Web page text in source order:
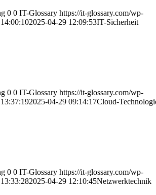
0 0 IT-Glossary https://it-glossary.com/wp-
2025-04-29 12:09:53IT-Sicherheit
0 0 IT-Glossary https://it-glossary.com/wp-
2025-04-29 09:14:17Cloud-
0 0 IT-Glossary https://it-glossary.com/wp-
2025-04-29 12:10:45Netzwerktechnik